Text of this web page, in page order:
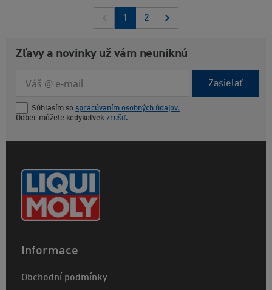
1 2
Zľavy a novinky už vám neuniknú
Zasielať
Súhlasím so spracúvaním osobných údajov.
Odber môžete kedykoľvek zrušiť.
Informace
Obchodní podmínky